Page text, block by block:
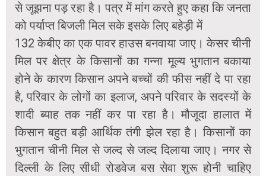
से जूझना पड़ रहा है। पत्र में मांग करते हुए कहा कि जनता
को पर्याप्त बिजली मिल सके इसके लिए बहेड़ी में
132 केबीए का एक पावर हाउस बनवाया जाए। केसर चीनी
मिल पर क्षेत्र के किसानों का गन्ना मूल्य भुगतान बकाया
होने के कारण किसान अपने बच्चों की फीस नहीं दे पा रहा
है, परिवार के लोगों का इलाज, अपने परिवार के सदस्यों के
शादी ब्याह तक नहीं कर पा रहा है। मौजूदा हालात में
किसान बहुत बड़ी आर्थिक तंगी झेल रहा है। किसानों का
भुगतान चीनी मिल से जल्द से जल्द दिलाया जाए। नगर से
दिल्ली के लिए सीधी रोडवेज बस सेवा शुरू होनी चाहिए